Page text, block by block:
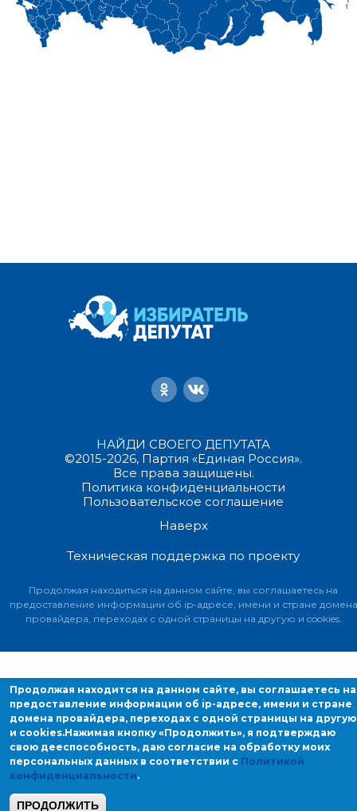
НАЙДИ СВОЕГО ДЕПУТАТА
©2015-2026, Партия «Единая Россия».
Все права защищены.
Политика конфиденциальности
Пользовательское соглашение
Наверх
Техническая поддержка по проекту
Продолжая находиться на данном сайте, вы соглашаетесь на
предоставление информации об ip-адресе, имени и стране домена
провайдера, переходах с одной страницы на другую и cookies.
Продолжая находится на данном сайте, вы соглашаетесь на
предоставление информации об ip-адресе, имени и стране
домена провайдера, переходах с одной страницы на другую
и cookies.Нажимая кнопку «Продолжить», я подтверждаю
свою дееспособность, даю согласие на обработку моих
персональных данных в соответствии с Политикой
конфиденциальности.
ПРОДОЛЖИТЬ